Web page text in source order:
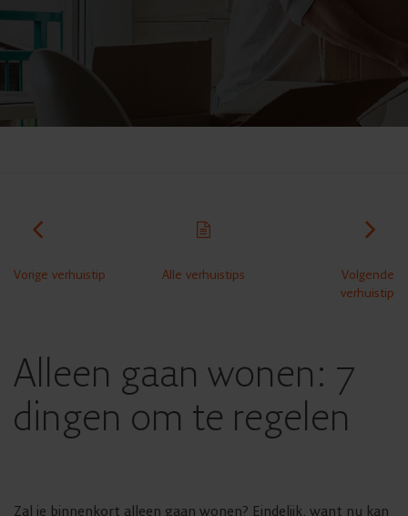
Vorige verhuistip Alle verhuistips
Volgende
verhuistip
Alleen gaan wonen: 7
dingen om te regelen
Zal je binnenkort alleen gaan wonen? Eindelijk, want nu kan